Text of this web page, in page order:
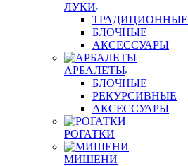
ЛУКИ
ТРАДИЦИОННЫЕ
БЛОЧНЫЕ
АКСЕССУАРЫ
АРБАЛЕТЫ
БЛОЧНЫЕ
РЕКУРСИВНЫЕ
АКСЕССУАРЫ
РОГАТКИ
МИШЕНИ